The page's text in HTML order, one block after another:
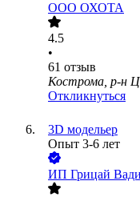
ООО ОХОТА
4.5
•
61 отзыв
Кострома, р-н
Откликнуться
3D модельер
Опыт 3-6 лет
ИП Грицай